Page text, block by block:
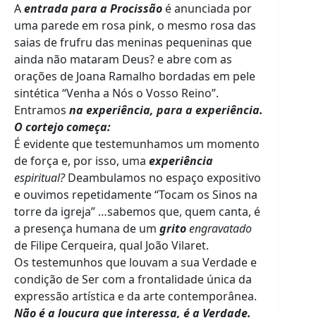
Aentrada para a Procissão é anunciada por
uma parede em rosa pink, o mesmo rosa das
saias de frufru das meninas pequeninas que
ainda não mataram Deus? e abre com as
orações de Joana Ramalho bordadas em pele
sintética “Venha a Nós o Vosso Reino”.
Entramos na experiência, para a experiência.
O cortejo começa:
É evidente que testemunhamos um momento
de força e, por isso, uma experiência
espiritual?Deambulamos no espaço expositivo
e ouvimos repetidamente “Tocam os Sinos na
torre da igreja” …sabemos que, quem canta, é
a presença humana de um gritoengravatado
de Filipe Cerqueira, qual João Vilaret.
Os testemunhos que louvam a sua Verdade e
condição de Ser com a frontalidade única da
expressão artística e da arte contemporânea.
Não é a loucura que interessa, é a Verdade.